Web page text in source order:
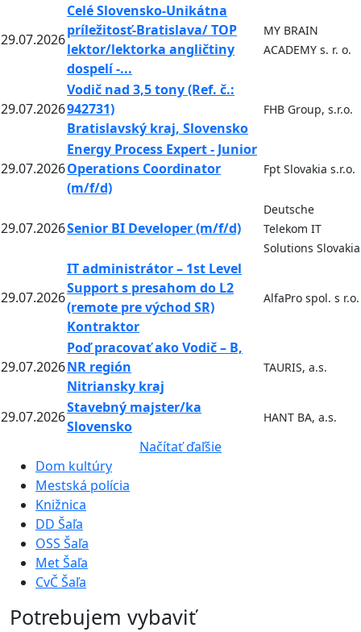
29.07.2026
Celé Slovensko-Unikátna
príležitosť-Bratislava/ TOP
lektor/lektorka angličtiny
dospelí -...
MY BRAIN
ACADEMY s. r. o.
29.07.2026
Vodič nad 3,5 tony (Ref. č.:
942731)
Bratislavský kraj, Slovensko
FHB Group, s.r.o.
29.07.2026
Energy Process Expert - Junior
Operations Coordinator
(m/f/d)
Fpt Slovakia s.r.o.
29.07.2026Senior BI Developer (m/f/d)
Deutsche
Telekom IT
Solutions Slovakia
29.07.2026
IT administrátor – 1st Level
Support s presahom do L2
(remote pre východ SR)
Kontraktor
AlfaPro spol. s r.o.
29.07.2026
Poď pracovať ako Vodič – B,
NR región
Nitriansky kraj
TAURIS, a.s.
29.07.2026
Stavebný majster/ka
Slovensko
HANT BA, a.s.
Načítať ďaľšie
Dom kultúry
Mestská polícia
Knižnica
DD Šaľa
OSS Šaľa
Met Šaľa
CvČ Šaľa
Potrebujem vybaviť